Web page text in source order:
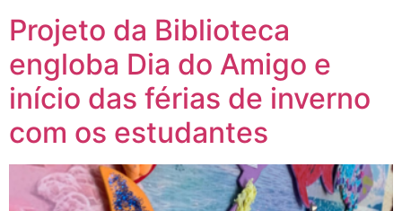
Projeto da Biblioteca
engloba Dia do Amigo e
início das férias de inverno
com os estudantes